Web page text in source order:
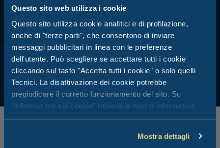
Questo sito web utilizza i cookie
Questo sito utilizza cookie analitici e di profilazione,
anche di "terze parti", che consentono di inviare
messaggi pubblicitari in linea con le preferenze
dell'utente. Può scegliere se accettare tutti i cookie
cliccando sul tasto "Accetta tutti i cookie" o solo quelli
Tecnici. La disattivazione dei cookie potrebbe
pregiudicare il corretto funzionamento del sito. Su
"informazioni sui cookie" troverà la nostra informativa
estesa.
Mostra dettagli
Piscina, ristorante interno, servizio spiaggia